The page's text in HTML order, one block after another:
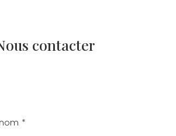
contacter